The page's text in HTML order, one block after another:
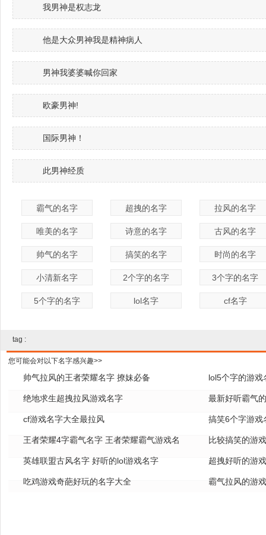
我男神是权志龙
他是大众男神我是精神病人
男神我婆婆喊你回家
欧豪男神!
国际男神！
此男神经质
霸气的名字 超拽的名字 拉风的名字
唯美的名字 诗意的名字 古风的名字
帅气的名字 搞笑的名字 时尚的名字
小清新名字 2个字的名字 3个字的名字
5个字的名字 lol名字 cf名字
tag :
您可能会对以下名字感兴趣>>
帅气拉风的王者荣耀名字 撩妹必备 lol5个字的游
全
绝地求生超拽拉风游戏名字 最新好听霸气
cf游戏名字大全最拉风 搞笑6个字游戏
王者荣耀4字霸气名字 王者荣耀霸气游戏名
字
比较搞笑的游
英雄联盟古风名字 好听的lol游戏名字 超拽好听的游
吃鸡游戏奇葩好玩的名字大全 霸气拉风的游